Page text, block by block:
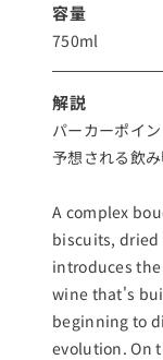
容量
750ml
解説
パーカーポイ
予想される飲
A complex
biscuits,
introduces the
wine that's
beginning to
evolution. On